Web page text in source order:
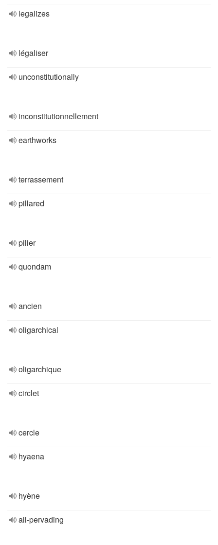
legalizes
légaliser
unconstitutionally
inconstitutionnellement
earthworks
terrassement
pillared
pilier
quondam
ancien
oligarchical
oligarchique
circlet
cercle
hyaena
hyène
all-pervading